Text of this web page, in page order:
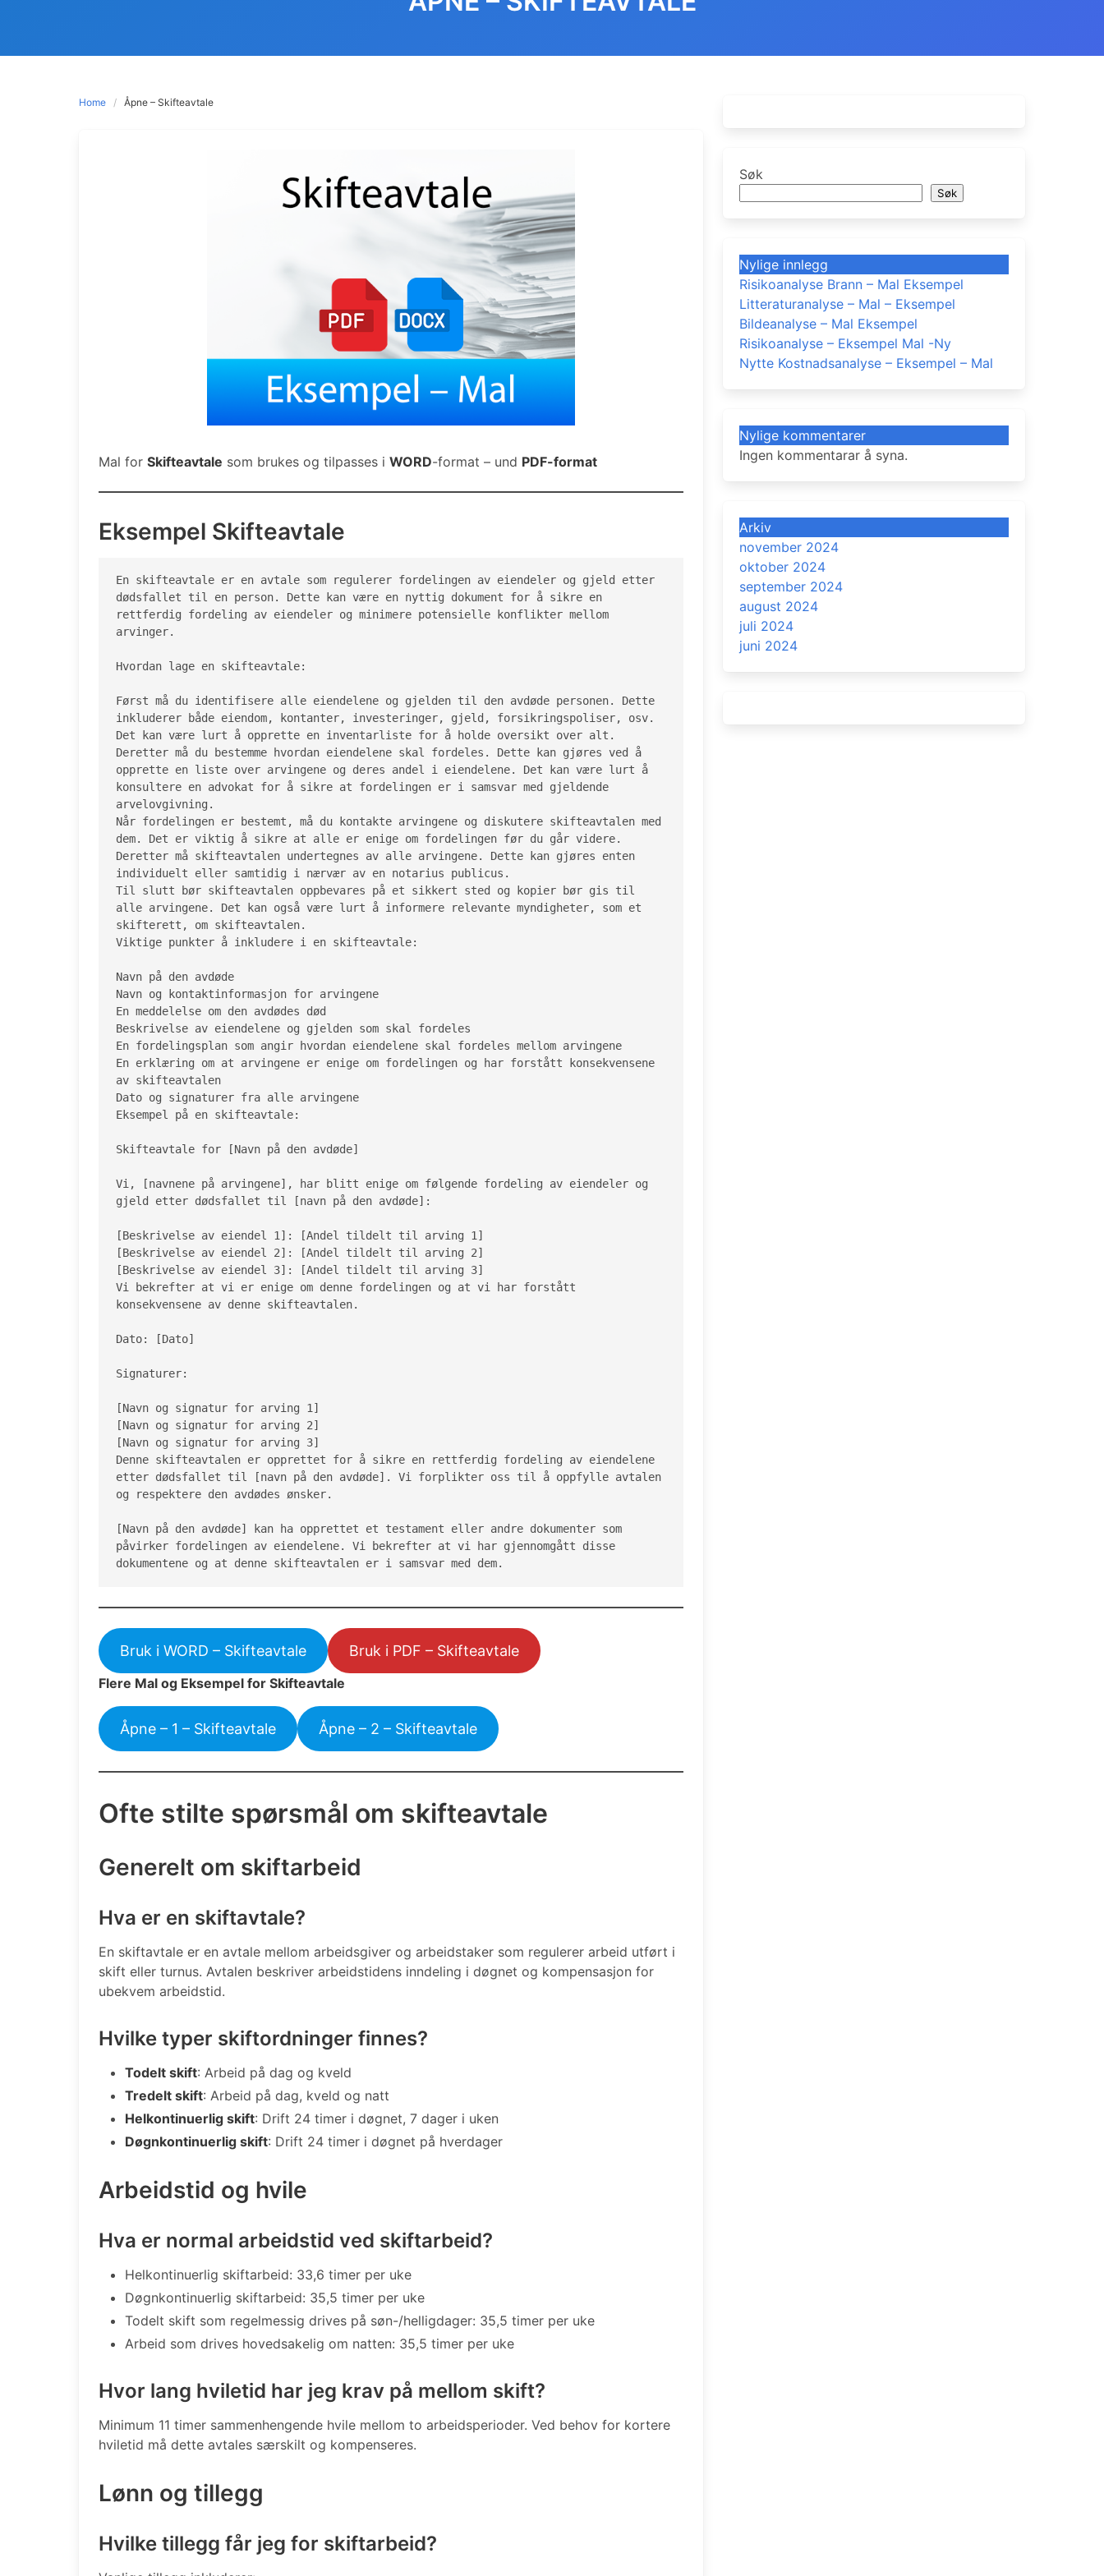
Home Åpne – Skifteavtale
Mal for Skifteavtale som brukes og tilpasses i WORD-format – und PDF-format
Eksempel Skifteavtale
En skifteavtale er en avtale som regulerer fordelingen av eiendeler og gjeld etter
dødsfallet til en person. Dette kan være en nyttig dokument for å sikre en
rettferdig fordeling av eiendeler og minimere potensielle konflikter mellom
arvinger.
Hvordan lage en skifteavtale:
Først må du identifisere alle eiendelene og gjelden til den avdøde personen. Dette
inkluderer både eiendom, kontanter, investeringer, gjeld, forsikringspoliser, osv.
Det kan være lurt å opprette en inventarliste for å holde oversikt over alt.
Deretter må du bestemme hvordan eiendelene skal fordeles. Dette kan gjøres ved å
opprette en liste over arvingene og deres andel i eiendelene. Det kan være lurt å
konsultere en advokat for å sikre at fordelingen er i samsvar med gjeldende
arvelovgivning.
Når fordelingen er bestemt, må du kontakte arvingene og diskutere skifteavtalen med
dem. Det er viktig å sikre at alle er enige om fordelingen før du går videre.
Deretter må skifteavtalen undertegnes av alle arvingene. Dette kan gjøres enten
individuelt eller samtidig i nærvær av en notarius publicus.
Til slutt bør skifteavtalen oppbevares på et sikkert sted og kopier bør gis til
alle arvingene. Det kan også være lurt å informere relevante myndigheter, som et
skifterett, om skifteavtalen.
Viktige punkter å inkludere i en skifteavtale:
Navn på den avdøde
Navn og kontaktinformasjon for arvingene
En meddelelse om den avdødes død
Beskrivelse av eiendelene og gjelden som skal fordeles
En fordelingsplan som angir hvordan eiendelene skal fordeles mellom arvingene
En erklæring om at arvingene er enige om fordelingen og har forstått konsekvensene
av skifteavtalen
Dato og signaturer fra alle arvingene
Eksempel på en skifteavtale:
Skifteavtale for [Navn på den avdøde]
Vi, [navnene på arvingene], har blitt enige om følgende fordeling av eiendeler og
gjeld etter dødsfallet til [navn på den avdøde]:
[Beskrivelse av eiendel 1]: [Andel tildelt til arving 1]
[Beskrivelse av eiendel 2]: [Andel tildelt til arving 2]
[Beskrivelse av eiendel 3]: [Andel tildelt til arving 3]
Vi bekrefter at vi er enige om denne fordelingen og at vi har forstått
konsekvensene av denne skifteavtalen.
Dato: [Dato]
Signaturer:
[Navn og signatur for arving 1]
[Navn og signatur for arving 2]
[Navn og signatur for arving 3]
Denne skifteavtalen er opprettet for å sikre en rettferdig fordeling av eiendelene
etter dødsfallet til [navn på den avdøde]. Vi forplikter oss til å oppfylle avtalen
og respektere den avdødes ønsker.
[Navn på den avdøde] kan ha opprettet et testament eller andre dokumenter som
påvirker fordelingen av eiendelene. Vi bekrefter at vi har gjennomgått disse
dokumentene og at denne skifteavtalen er i samsvar med dem.
Bruk i WORD – Skifteavtale Bruk i PDF – Skifteavtale
Flere Mal og Eksempel for Skifteavtale
Åpne – 1 – Skifteavtale Åpne – 2 – Skifteavtale
Ofte stilte spørsmål om skifteavtale
Generelt om skiftarbeid
Hva er en skiftavtale?
En skiftavtale er en avtale mellom arbeidsgiver og arbeidstaker som regulerer arbeid utført i
skift eller turnus. Avtalen beskriver arbeidstidens inndeling i døgnet og kompensasjon for
ubekvem arbeidstid.
Hvilke typer skiftordninger finnes?
Todelt skift: Arbeid på dag og kveld
Tredelt skift: Arbeid på dag, kveld og natt
Helkontinuerlig skift: Drift 24 timer i døgnet, 7 dager i uken
Døgnkontinuerlig skift: Drift 24 timer i døgnet på hverdager
Arbeidstid og hvile
Hva er normal arbeidstid ved skiftarbeid?
Helkontinuerlig skiftarbeid: 33,6 timer per uke
Døgnkontinuerlig skiftarbeid: 35,5 timer per uke
Todelt skift som regelmessig drives på søn-/helligdager: 35,5 timer per uke
Arbeid som drives hovedsakelig om natten: 35,5 timer per uke
Hvor lang hviletid har jeg krav på mellom skift?
Minimum 11 timer sammenhengende hvile mellom to arbeidsperioder. Ved behov for kortere
hviletid må dette avtales særskilt og kompenseres.
Lønn og tillegg
Hvilke tillegg får jeg for skiftarbeid?
Søk
Søk
Nylige innlegg
Risikoanalyse Brann – Mal Eksempel
Litteraturanalyse – Mal – Eksempel
Bildeanalyse – Mal Eksempel
Risikoanalyse – Eksempel Mal -Ny
Nytte Kostnadsanalyse – Eksempel – Mal
Nylige kommentarer
Ingen kommentarar å syna.
Arkiv
november 2024
oktober 2024
september 2024
august 2024
juli 2024
juni 2024